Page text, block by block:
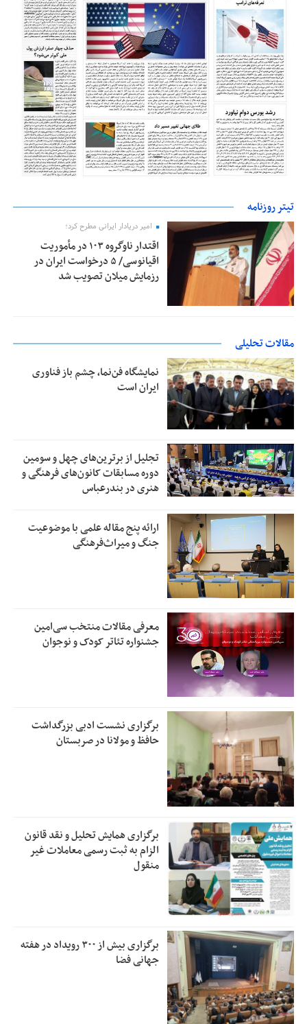
تیتر روزنامه
امیر دریادار ایرانی مطرح کرد؛
اقتدار ناوگروه ۱۰۳ در مأموریت‌
اقیانوسی/ ۵ درخواست ایران در
رزمایش میلان تصویب شد
مقالات تحلیلی
نمایشگاه فن‌نما، چشم باز فناوری
ایران است
تجلیل از بر‌ترین‌های چهل و سومین
دوره مسابقات کانون‌های فرهنگی و
هنری در بندرعباس
ارائه پنج مقاله علمی با موضوعیت
جنگ و میراث‌فرهنگی
معرفی مقالات منتخب سی‌امین
جشنواره تئاتر کودک و نوجوان
برگزاری نشست ادبی بزرگداشت
حافظ و مولانا در صربستان
برگزاری همایش تحلیل و نقد قانون
الزام به ثبت رسمی معاملات غیر
منقول
برگزاری بیش از ۳۰۰ رویداد در هفته
جهانی فضا